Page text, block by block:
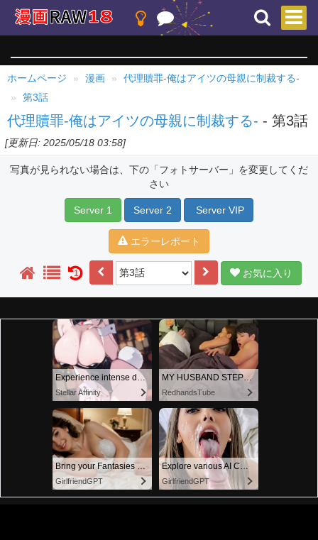
ホームページ 漫画
代理贖罪-俺はアイツの母親に制裁する-
第3話
代理贖罪-俺はアイツの母親に制裁する- - 第3話
[更新日: 2025/05/18 03:58]
写真が見られない場合は、下の「フォトサーバー」を変更してくだ
さい
Server 1 Server 2 Server VIP
エラーレポート
1 お気に入り